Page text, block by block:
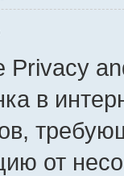
Privacy
в
от